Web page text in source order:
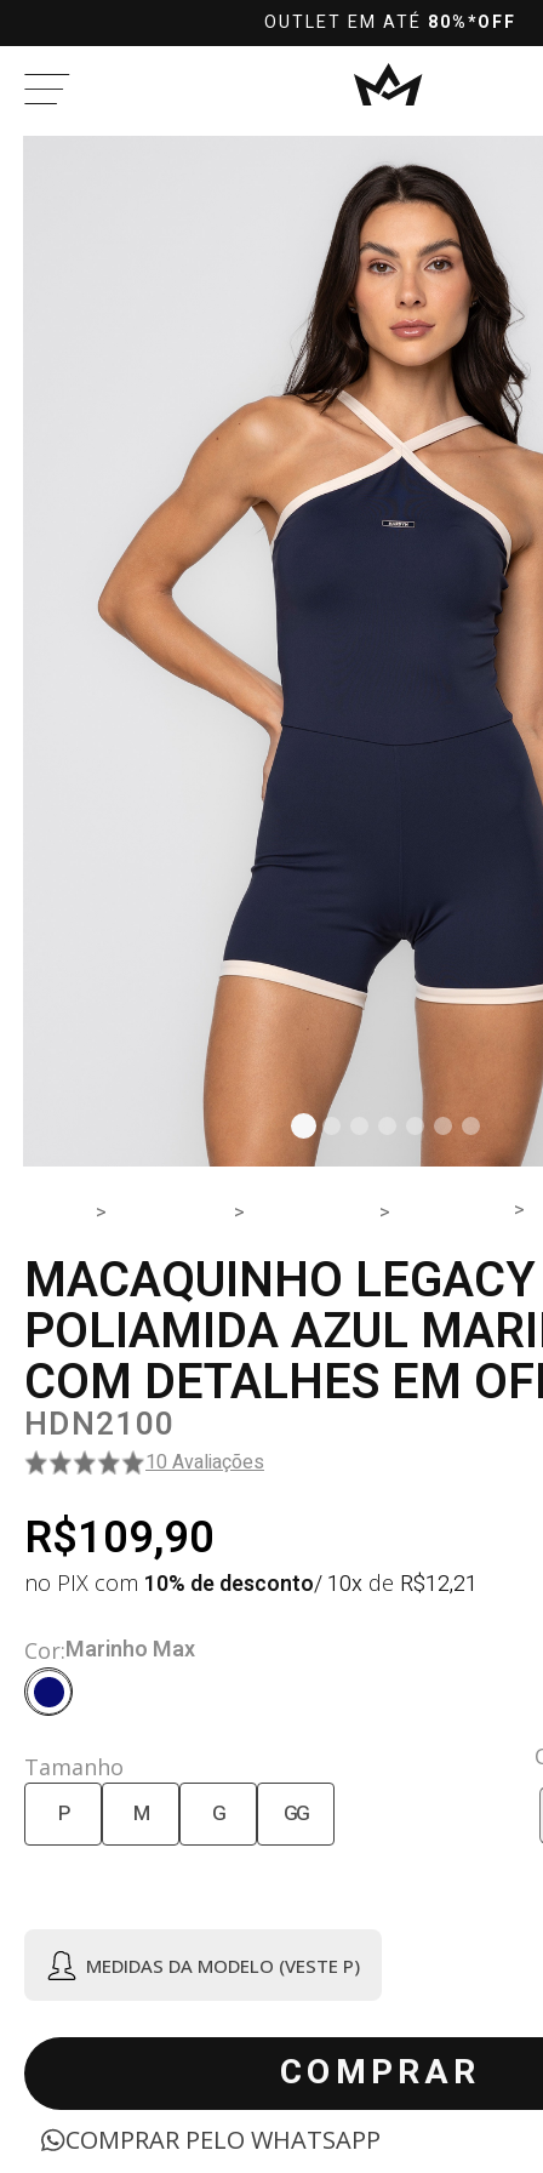
OUTLET EM ATÉ 80%*OFF
MACAQUINHO
POLIAMIDA AZUL
COM DETALHES EM
HDN2100
10 Avaliações
R$109,90
no PIX com 10% de desconto/ 10x de R$12,21
Cor:Marinho Max
Tamanho
P M G GG
MEDIDAS DA MODELO (VESTE P)
COMPRAR
COMPRAR PELO WHATSAPP